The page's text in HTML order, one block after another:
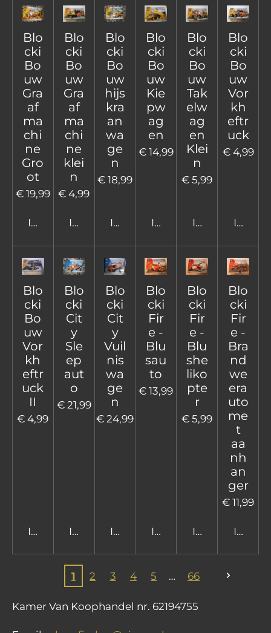
Blo
cki
Bo
uw
Gra
af
ma
chi
ne
Gro
ot
€ 19,99
In winkelwagen
Blo
cki
Bo
uw
Gra
af
ma
chi
ne
klei
n
€ 4,99
In winkelwagen
Blo
cki
Bo
uw
hijs
kra
an
wa
ge
n
€ 18,99
In winkelwagen
Blo
cki
Bo
uw
Kie
pw
ag
en
€ 14,99
In winkelwagen
Blo
cki
Bo
uw
Tak
elw
ag
en
Klei
n
€ 5,99
In
Blo
cki
Bo
uw
Vor
kh
eftr
uck
€ 4,99
In
Blo
cki
Bo
uw
Vor
kh
eftr
uck
II
€ 4,99
In winkelwagen
Blo
cki
Cit
y
Sle
ep
aut
o
€ 21,99
In winkelwagen
Blo
cki
Cit
y
Vuil
nis
wa
ge
n
€ 24,99
In winkelwagen
Blo
cki
Fir
e -
Blu
sau
to
€ 13,99
In winkelwagen
Blo
cki
Fir
e -
Blu
she
liko
pte
r
€ 5,99
In
Blo
cki
Fir
e -
Bra
nd
we
era
uto
me
t
aa
nh
an
ger
€ 11,99
In
1 2 3 4 5 66
Kamer Van Koophandel nr. 62194755